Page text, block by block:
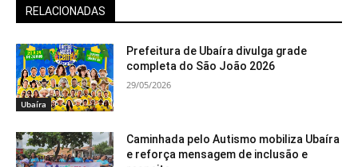
RELACIONADAS
Ubaíra
Prefeitura de Ubaíra divulga grade
completa do São João 2026
29/05/2026
Caminhada pelo Autismo mobiliza Ubaíra
e reforça mensagem de inclusão e